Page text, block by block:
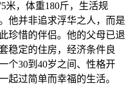
，体重180斤，生活规
他并非追求浮华之人，而是
珍惜的伴侣。他的父母已退
稳定的住房，经济条件良
个30到40岁之间、性格开
起过简单而幸福的生活。